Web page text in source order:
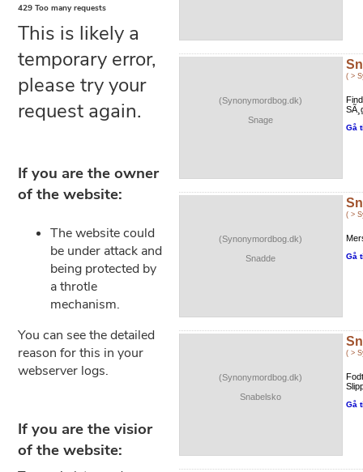
(Synonymordbog.dk)
Snage
( >
Gå
(Synonymordbog.dk)
Snadde
( >
Gå
(Synonymordbog.dk)
Snabelsko
( >
Gå